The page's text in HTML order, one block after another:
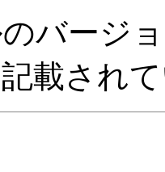
バージ
載され